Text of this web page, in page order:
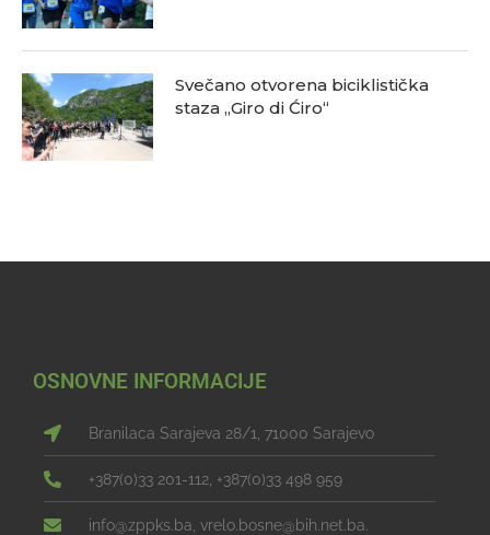
Svečano otvorena biciklistička
staza „Giro di Ćiro“
OSNOVNE INFORMACIJE
Branilaca Sarajeva 28/1, 71000 Sarajevo
+387(0)33 201-112, +387(0)33 498 959
info@zppks.ba, vrelo.bosne@bih.net.ba.